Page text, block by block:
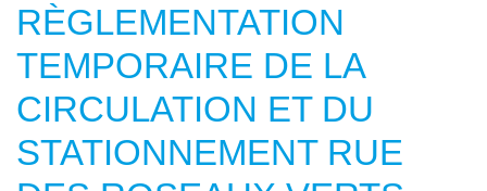
RÈGLEMENTATION
TEMPORAIRE DE LA
CIRCULATION ET DU
STATIONNEMENT RUE